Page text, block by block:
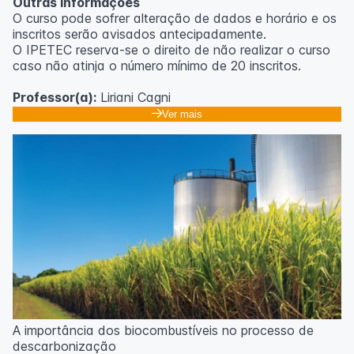
O curso pode sofrer alteração de dados e horário e os
inscritos serão avisados ​​antecipadamente.
O IPETEC reserva-se o direito de não realizar o curso
caso não atinja o número mínimo de 20 inscritos.
Professor(a): Liriani Cagni
Ver mais
A importância dos biocombustíveis no processo de
descarbonização